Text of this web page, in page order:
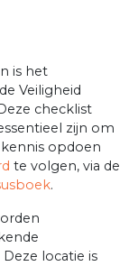
is het
Veiligheid
checklist
zijn om
opdoen
te volgen, via de
.
locatie is